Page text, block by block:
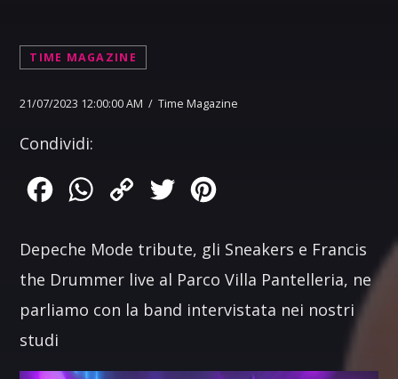
TIME MAGAZINE
21/07/2023 12:00:00 AM / Time Magazine
Condividi:
FacebookWhatsApp
Copy
Twitter
Depeche Mode tribute, gli Sneakers e Francis
the Drummer live al Parco Villa Pantelleria, ne
parliamo con la band intervistata nei nostri
studi